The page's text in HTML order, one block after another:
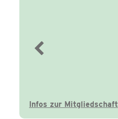
Infos zur Mitgliedschaft